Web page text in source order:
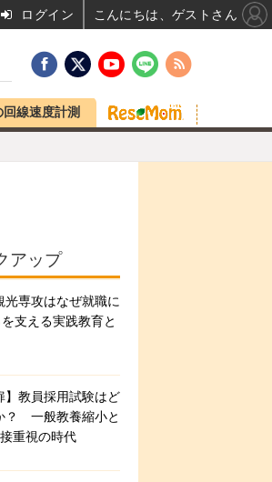
回線速度計測
アップ
光専攻はなぜ就職に
支える実践教育と
】教員採用試験はど
？ 一般教養縮小と
重視の時代
ログイン こんにちは、ゲストさん